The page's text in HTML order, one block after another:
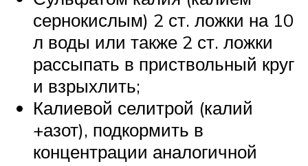
сернокислым) 2 ст. ложки на 10
л воды или также 2 ст. ложки
рассыпать в приствольный круг
и взрыхлить;
Калиевой селитрой (калий
+азот), подкормить в
концентрации аналогичной